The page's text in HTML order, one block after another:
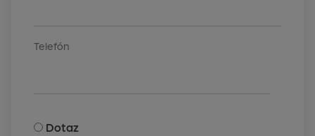
Telefón
Dotaz